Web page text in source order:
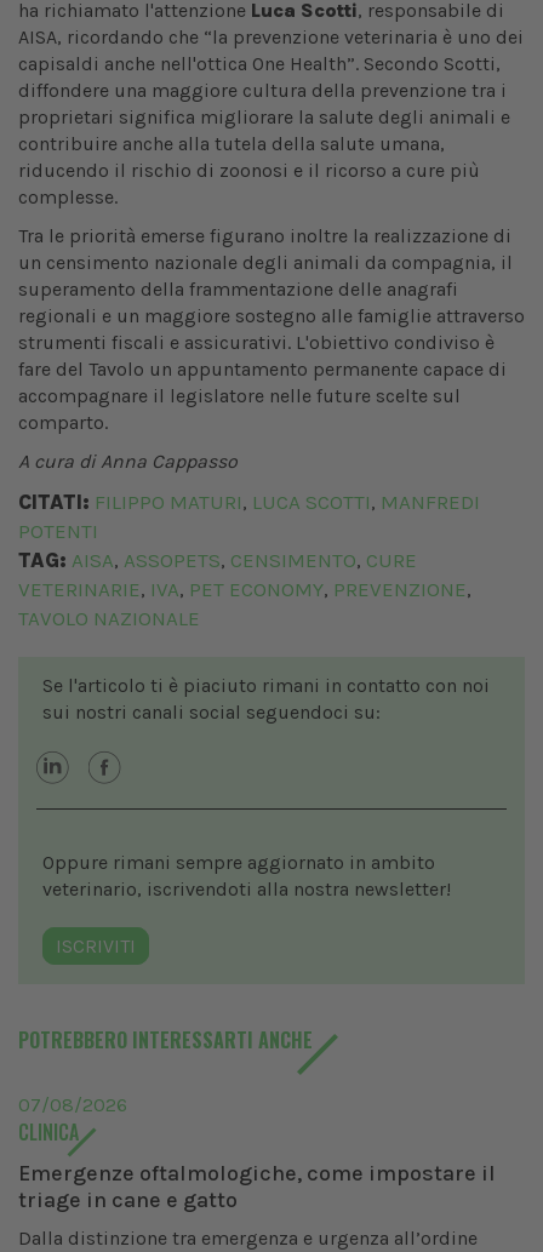
ha richiamato l'attenzione Luca Scotti, responsabile di
AISA, ricordando che “la prevenzione veterinaria è uno dei
capisaldi anche nell'ottica One Health”. Secondo Scotti,
diffondere una maggiore cultura della prevenzione tra i
proprietari significa migliorare la salute degli animali e
contribuire anche alla tutela della salute umana,
riducendo il rischio di zoonosi e il ricorso a cure più
complesse.
Tra le priorità emerse figurano inoltre la realizzazione di
un censimento nazionale degli animali da compagnia, il
superamento della frammentazione delle anagrafi
regionali e un maggiore sostegno alle famiglie attraverso
strumenti fiscali e assicurativi. L'obiettivo condiviso è
fare del Tavolo un appuntamento permanente capace di
accompagnare il legislatore nelle future scelte sul
comparto.
A cura di Anna Cappasso
CITATI: FILIPPO MATURI, LUCA SCOTTI, MANFREDI
POTENTI
TAG: AISA, ASSOPETS, CENSIMENTO, CURE
VETERINARIE, IVA, PET ECONOMY, PREVENZIONE,
TAVOLO NAZIONALE
Se l'articolo ti è piaciuto rimani in contatto con noi
sui nostri canali social seguendoci su:
Oppure rimani sempre aggiornato in ambito
veterinario, iscrivendoti alla nostra newsletter!
ISCRIVITI
POTREBBERO INTERESSARTI ANCHE
07/08/2026
CLINICA
Emergenze oftalmologiche, come impostare il
triage in cane e gatto
Dalla distinzione tra emergenza e urgenza all’ordine